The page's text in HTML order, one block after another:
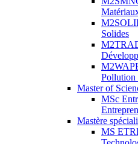
Solides
Pollution
Master of
MSc
Mastère
MS